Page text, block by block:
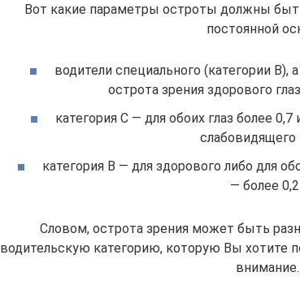
Вот какие параметры остроты должны
постоянной
водители специального (категории
острота зрения здорового
категория С — для обоих глаз более
слабовидящего
категория В — для здорового либо для
— более
Словом, острота зрения может быть
водительскую категорию, которую Вы хотите
внимание.